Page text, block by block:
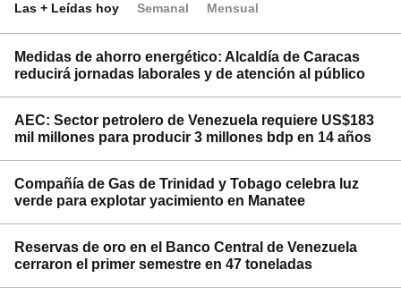
Las + Leídas hoy Semanal Mensual
Medidas de ahorro energético: Alcaldía de Caracas
reducirá jornadas laborales y de atención al público
AEC: Sector petrolero de Venezuela requiere US$183
mil millones para producir 3 millones bdp en 14 años
Compañía de Gas de Trinidad y Tobago celebra luz
verde para explotar yacimiento en Manatee
Reservas de oro en el Banco Central de Venezuela
cerraron el primer semestre en 47 toneladas